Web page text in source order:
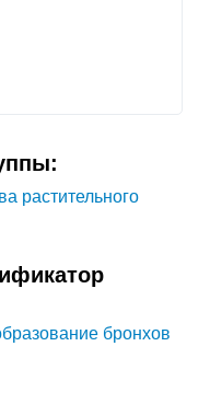
растительного
бронхов